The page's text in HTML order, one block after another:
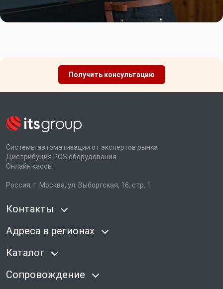
Получить консультацию
Системы автоматизации от экспертов рынка
Дистрибуция POS оборудования
Онлайн кассы
Россия, г. Москва, ул. Выборгская, 16, стр. 1
Контакты
Адреса в регионах
Каталог
Сопровождение